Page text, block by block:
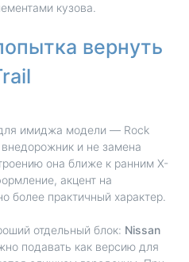
кузова.
вернуть
имиджа модели — Rock
и не замена
она ближе к ранним X-
акцент на
более практичный характер.
отдельный блок: Nissan
подавать как версию для